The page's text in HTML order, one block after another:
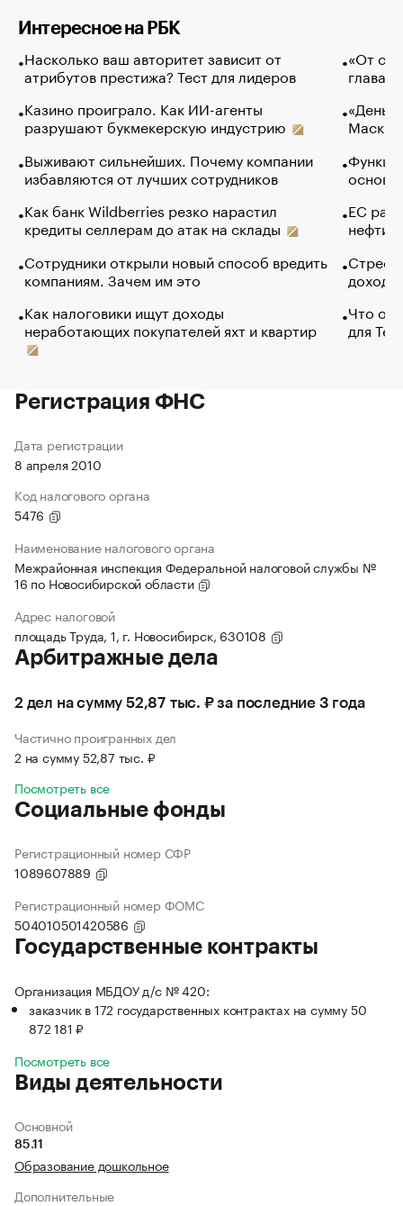
Интересное на РБК
Насколько ваш авторитет зависит от
атрибутов престижа? Тест для лидеров
Казино проиграло. Как ИИ-агенты
разрушают букмекерскую индустрию
Выживают сильнейших. Почему компании
избавляются от лучших сотрудников
Как банк Wildberries резко нарастил
кредиты селлерам до атак на склады
Сотрудники открыли новый способ вредить
компаниям. Зачем им это
Как налоговики ищут доходы
неработающих покупателей яхт и квартир
«От
глава
Маск в
основ
ЕС
нефти
Что
для
Регистрация ФНС
Дата регистрации
8 апреля 2010
Код налогового органа
5476
Наименование налогового органа
Межрайонная инспекция Федеральной налоговой службы №
16 по Новосибирской области
Адрес налоговой
площадь Труда, 1, г. Новосибирск, 630108
Арбитражные дела
2 дел на сумму 52,87 тыс. ₽ за последние 3 года
Частично проигранных дел
2 на сумму 52,87 тыс. ₽
Посмотреть все
Социальные фонды
Регистрационный номер СФР
1089607889
Регистрационный номер ФОМС
504010501420586
Государственные контракты
Организация МБДОУ д/с № 420:
заказчик в 172 государственных контрактах на сумму 50
872 181 ₽
Посмотреть все
Виды деятельности
Основной
85.11
Образование дошкольное
Дополнительные